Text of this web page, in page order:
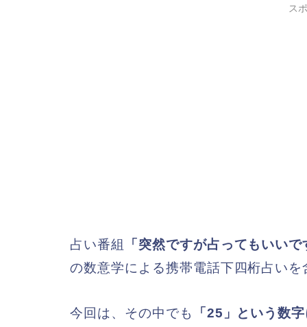
ス
占い番組
「突然ですが占ってもいい
の数意学による携帯電話下四桁占い
今回は、その中でも
「25」という数